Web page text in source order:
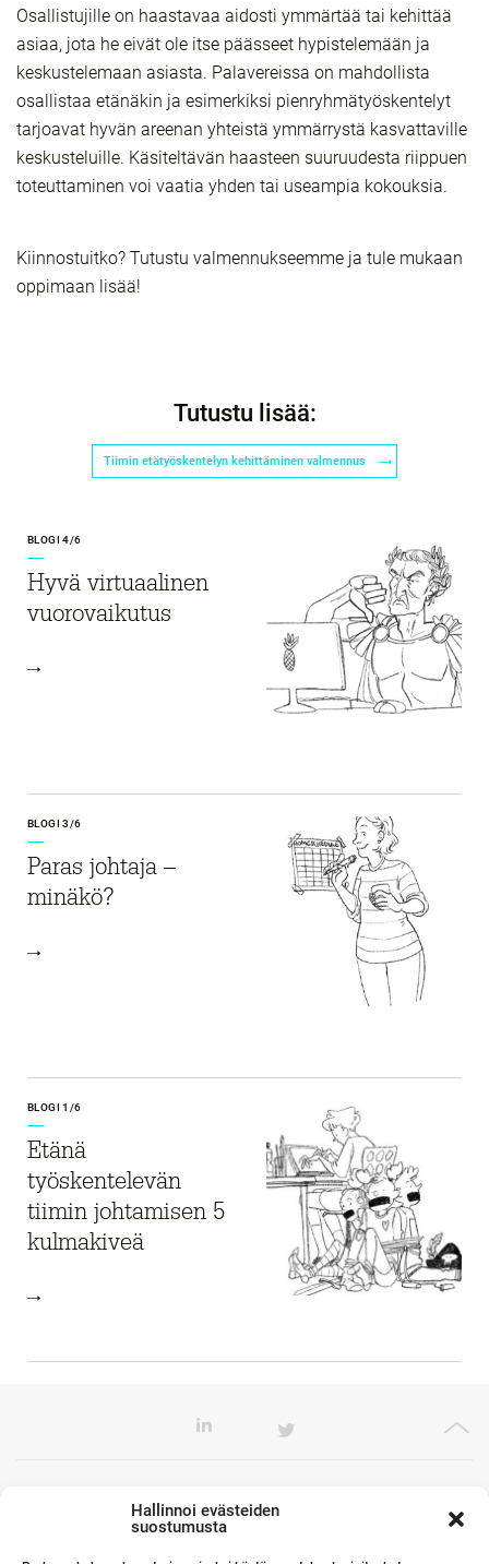
Hallinnoi evästeiden
suostumusta
Osallistujille on haastavaa aidosti ymmärtää tai kehittää
asiaa, jota he eivät ole itse päässeet hypistelemään ja
keskustelemaan asiasta. Palavereissa on mahdollista
osallistaa etänäkin ja esimerkiksi pienryhmätyöskentelyt
tarjoavat hyvän areenan yhteistä ymmärrystä kasvattaville
keskusteluille. Käsiteltävän haasteen suuruudesta riippuen
toteuttaminen voi vaatia yhden tai useampia kokouksia.
Kiinnostuitko? Tutustu valmennukseemme ja tule mukaan
oppimaan lisää!
Tutustu lisää:
Tiimin etätyöskentelyn kehittäminen valmennus
BLOGI 4/6
Hyvä virtuaalinen
vuorovaikutus
BLOGI 3/6
Paras johtaja –
minäkö?
BLOGI 1/6
Etänä
työskentelevän
tiimin johtamisen 5
kulmakiveä
Toimistomme Euroopassa